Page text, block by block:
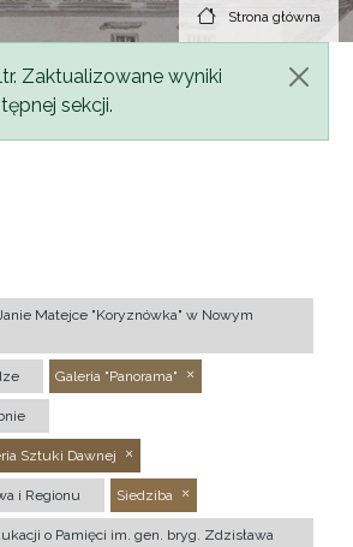
Strona główna
Zaktualizowane wyniki
sekcji.
Matejce "Koryznówka" w Nowym
Galeria "Panorama"
Sztuki Dawnej
i Regionu Siedziba
o Pamięci im. gen. bryg. Zdzisława